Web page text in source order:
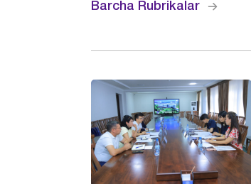
Barcha Rubrikalar